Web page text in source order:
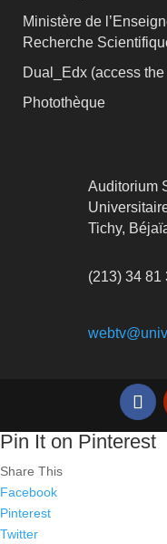
Ministère de
Recherche
Dual_Edx (access
Photothèque
Auditorium
Tichy,
(213) 34 81
Pin It on Pinterest
Share This
Facebook
Pinterest
Twitter